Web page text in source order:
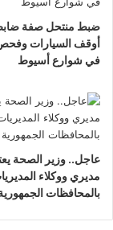
ضبط منتحل صفة
أوقف السيارات
في شوارع أسيوط
عاجل.. وزير الصحة
مديري ووكلاء
بالمحافظات